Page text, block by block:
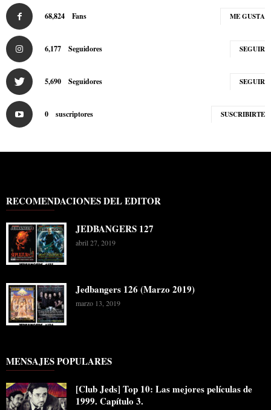
68,824 Fans ME GUSTA
6,177 Seguidores SEGUIR
5,690 Seguidores SEGUIR
0 suscriptores SUSCRIBIRTE
RECOMENDACIONES DEL EDITOR
JEDBANGERS 127
abril 27, 2019
Jedbangers 126 (Marzo 2019)
marzo 13, 2019
MENSAJES POPULARES
[Club Jeds] Top 10: Las mejores películas de
1999. Capítulo 3.